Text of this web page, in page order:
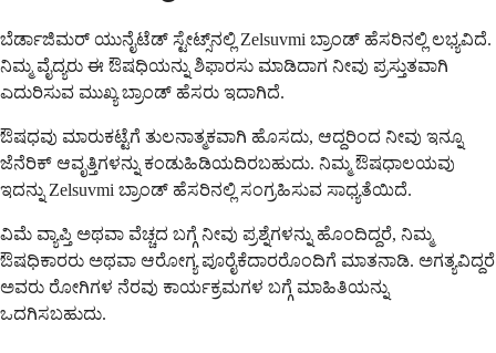
ಬೆರ್ಡಾಜಿಮರ್ ಯುನೈಟೆಡ್ ಸ್ಟೇಟ್ಸ್‌ನಲ್ಲಿ Zelsuvmi ಬ್ರಾಂಡ್ ಹೆಸರಿನಲ್ಲಿ ಲಭ್ಯವಿದೆ.
ನಿಮ್ಮ ವೈದ್ಯರು ಈ ಔಷಧಿಯನ್ನು ಶಿಫಾರಸು ಮಾಡಿದಾಗ ನೀವು ಪ್ರಸ್ತುತವಾಗಿ
ಎದುರಿಸುವ ಮುಖ್ಯ ಬ್ರಾಂಡ್ ಹೆಸರು ಇದಾಗಿದೆ.
ಔಷಧವು ಮಾರುಕಟ್ಟೆಗೆ ತುಲನಾತ್ಮಕವಾಗಿ ಹೊಸದು, ಆದ್ದರಿಂದ ನೀವು ಇನ್ನೂ
ಜೆನೆರಿಕ್ ಆವೃತ್ತಿಗಳನ್ನು ಕಂಡುಹಿಡಿಯದಿರಬಹುದು. ನಿಮ್ಮ ಔಷಧಾಲಯವು
ಇದನ್ನು Zelsuvmi ಬ್ರಾಂಡ್ ಹೆಸರಿನಲ್ಲಿ ಸಂಗ್ರಹಿಸುವ ಸಾಧ್ಯತೆಯಿದೆ.
ವಿಮೆ ವ್ಯಾಪ್ತಿ ಅಥವಾ ವೆಚ್ಚದ ಬಗ್ಗೆ ನೀವು ಪ್ರಶ್ನೆಗಳನ್ನು ಹೊಂದಿದ್ದರೆ, ನಿಮ್ಮ
ಔಷಧಿಕಾರರು ಅಥವಾ ಆರೋಗ್ಯ ಪೂರೈಕೆದಾರರೊಂದಿಗೆ ಮಾತನಾಡಿ. ಅಗತ್ಯವಿದ್ದರೆ
ಅವರು ರೋಗಿಗಳ ನೆರವು ಕಾರ್ಯಕ್ರಮಗಳ ಬಗ್ಗೆ ಮಾಹಿತಿಯನ್ನು
ಒದಗಿಸಬಹುದು.